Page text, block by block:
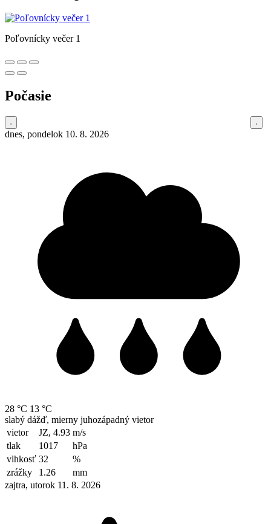
Poľovnícky večer 1
Počasie
dnes, pondelok 10. 8. 2026
28 °C 13 °C
slabý dážď, mierny juhozápadný vietor
vietor
JZ, 4.93 m/s
tlak
1017
hPa
vlhkosť 32
%
zrážky
1.26
mm
zajtra, utorok 11. 8. 2026